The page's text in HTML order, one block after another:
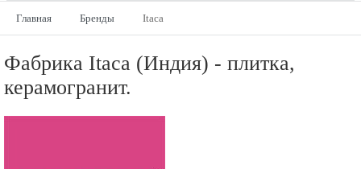
Главная Бренды Itaca
Фабрика Itaca (Индия) - плитка,
керамогранит.